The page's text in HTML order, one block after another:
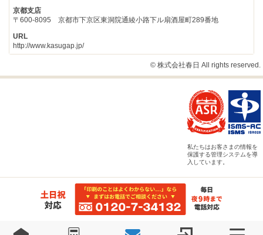
京都支店
〒600-8095 京都市下京区東洞院通綾小路下ル扇酒屋町289番地
URL
http://www.kasugap.jp/
© 株式会社春日 All rights reserved.
私たちはお客さまの情報を
保護する管理システムを導
入しています。